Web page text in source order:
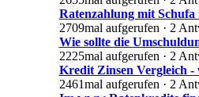
Ratenzahlung mit Schufa
2709mal aufgerufen · 2
Wie sollte die
2225mal aufgerufen · 2
Kredit Zinsen Vergleich -
2461mal aufgerufen · 2